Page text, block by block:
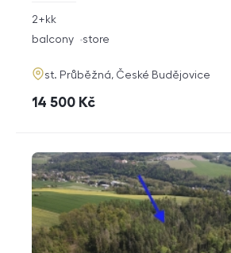
rozměry
disposition
2+kk
funkce
balcony store
adresa
st. Průběžná, České Budějovice
cena
14 500 Kč